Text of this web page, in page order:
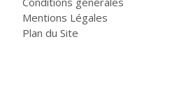
Mentions Légales
Plan du Site